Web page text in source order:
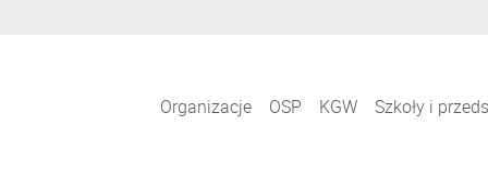
Organizacje OSP KGW Szkoły i